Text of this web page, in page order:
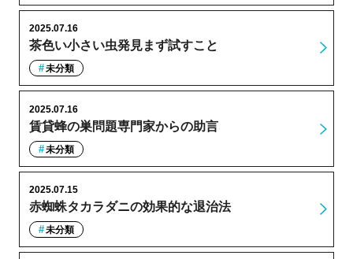
茶色い小さい虫発見まず試すこと
2025.07.16
未分類
賃貸蜂の巣問題専門家からの助言
2025.07.16
未分類
赤蜘蛛タカラダニの効果的な退治法
2025.07.15
未分類